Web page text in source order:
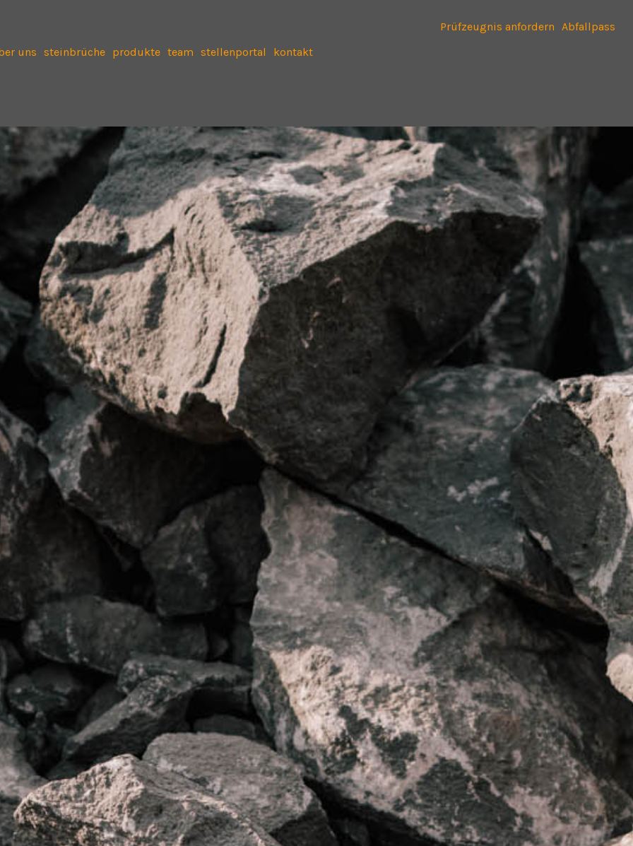
Prüfzeugnis anfordern Abfallpass
uns
steinbrüche produkte team stellenportal kontakt